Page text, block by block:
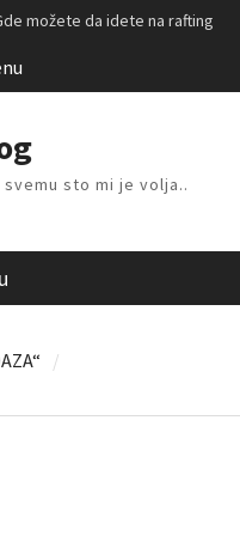
možete da idete na rafting
da isplanirate savršen letnji
kod kuće?
sto mi je volja..